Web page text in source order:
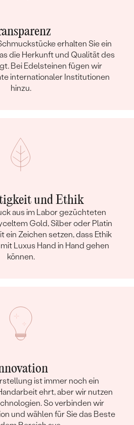
erhalten Sie ein
die Herkunft und Qualität des
Bei Edelsteinen fügen wir
internationaler Institutionen
hinzu.
und Ethik
aus im Labor gezüchteten
Gold, Silber oder Platin
ein Zeichen setzen, dass Ethik
Luxus Hand in Hand gehen
können.
ist immer noch ein
ehrt, aber wir nutzen
So verbinden wir
und wählen für Sie das Beste